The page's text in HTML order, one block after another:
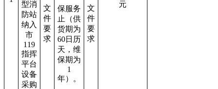
型消
防站
纳入
市
119
指挥
平台
设备
采购
文
件
要
求
保服务
止（供
货期为
60日历
天，维
保期为
1
年）。
文
件
要
求
元